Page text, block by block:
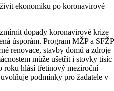
dopady koronavirové krize
úsporám. Program MŽP a SFŽP
renovace, stavby domů a zdroje
může ušetřit i stovky tisíc
roku hlásí třetinový meziroční
podmínky pro žadatele v